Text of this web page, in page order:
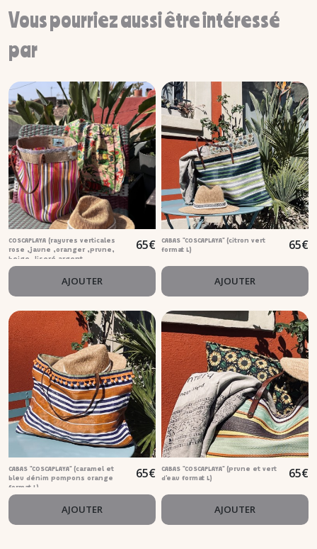
Vous pourriez aussi être intéressé
par
COSCAPLAYA (rayures verticales
rose ,jaune ,oranger ,prune,
beige ,liseré argent,
marguerite) format L
65€
AJOUTER
CABAS "COSCAPLAYA" (citron vert
format L)
65€
AJOUTER
CABAS "COSCAPLAYA" (caramel et
bleu dénim pompons orange
format L)
65€
AJOUTER
CABAS "COSCAPLAYA" (prune et vert
d'eau format L)
65€
AJOUTER